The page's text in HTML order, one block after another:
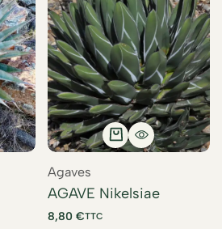
Agaves
AGAVE Nikelsiae
8,80 €TTC